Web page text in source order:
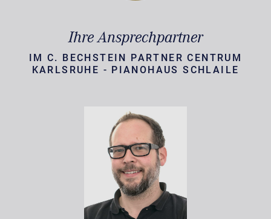
Ihre Ansprechpartner
IM C. BECHSTEIN PARTNER CENTRUM
KARLSRUHE - PIANOHAUS SCHLAILE